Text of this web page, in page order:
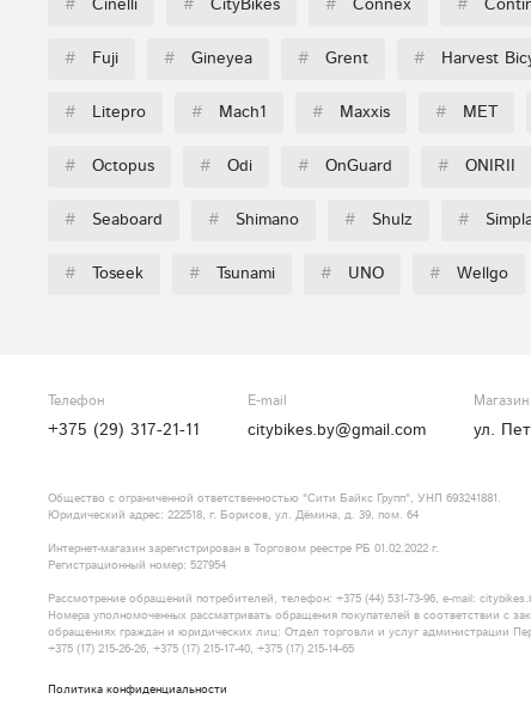
# Cinelli # CityBikes # Connex #
# Fuji # Gineyea # Grent # Harvest
# Litepro # Mach1 # Maxxis # MET
# Octopus # Odi # OnGuard # ONIRII
# Seaboard # Shimano # Shulz #
# Toseek # Tsunami # UNO # Wellgo
Телефон
+375 (29) 317-21-11
E-mail
citybikes.by@gmail.com
Магазин
ул.
Общество с ограниченной ответственностью "Сити Байкс Групп", УНП 693241881.
Юридический адрес: 222518, г. Борисов, ул. Дёмина, д. 39, пом. 64
Интернет-магазин зарегистрирован в Торговом реестре РБ 01.02.2022 г.
Регистрационный номер: 527954
Рассмотрение обращений потребителей, телефон: +375​ (44)​ 531​-73-96, e-mail:
Номера уполномоченных рассматривать обращения покупателей в соответствии с
обращениях граждан и юридических лиц: Отдел торговли и услуг администрации
+375​ (17)​ 215​-26-26, +375​ (17)​ 215​-17-40, +375​ (17)​ 215​-14-65
Политика конфиденциальности